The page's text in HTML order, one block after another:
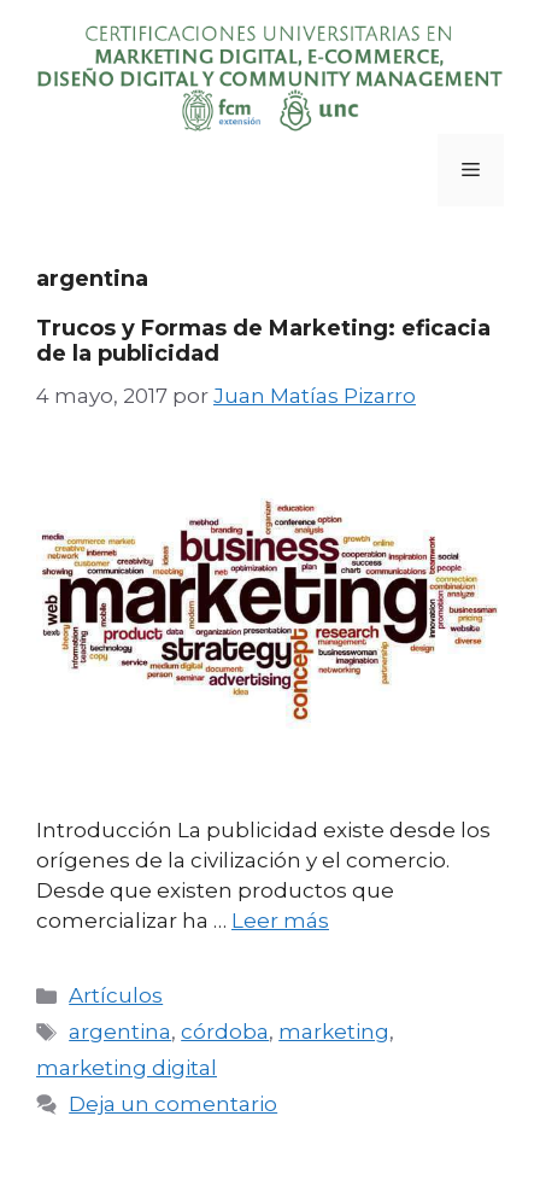
contenido
Menú
argentina
Trucos y Formas de Marketing: eficacia
de la publicidad
4 mayo, 2017 por Juan Matías Pizarro
Introducción La publicidad existe desde los
orígenes de la civilización y el comercio.
Desde que existen productos que
comercializar ha … Leer más
Categorías
Artículos
Etiquetas
argentina,córdoba, marketing,
marketing digital
Deja un comentario